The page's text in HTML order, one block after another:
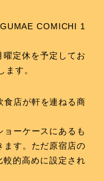
COMICHI 1
定休を予定してお
ます。
店が軒を連ねる商
ーケースにあるも
ます。ただ原宿店の
的高めに設定され